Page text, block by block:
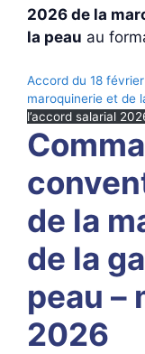
2026 de la
la peau au
Accord du 18
maroquinerie et de
l’accord salarial
de la
de la
peau –
2026